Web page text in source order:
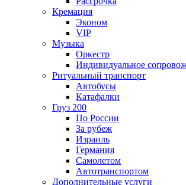
Кремация
Эконом
VIP
Музыка
Оркестр
Индивидуальное
Ритуальный транспорт
Автобусы
Катафалки
Груз 200
По России
За рубеж
Израиль
Германия
Самолетом
Автотранспортом
Дополнительные услуги